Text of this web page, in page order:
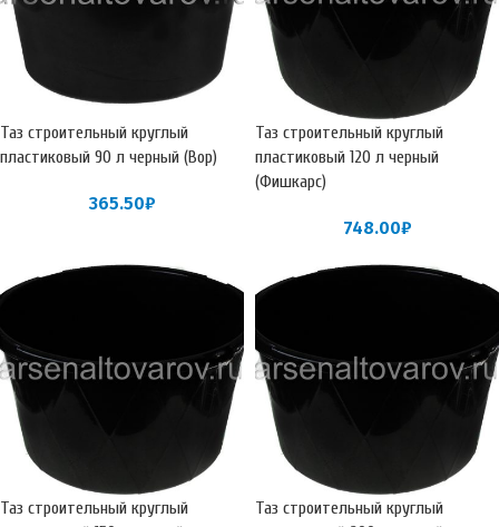
Таз строительный круглый
пластиковый 90 л черный (Вор)
365.50₽
Таз строительный круглый
пластиковый 120 л черный
(Фишкарс)
748.00₽
Таз строительный круглый
Таз строительный круглый